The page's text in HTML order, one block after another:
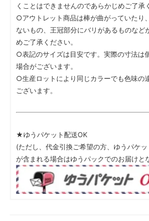
くことはできませんのであらかじめご了承
○アウトレット商品は棒が曲がっていたり
ないもの、王冠部分にバリがあるものなど
めご了承ください。
○表記のサイズは目安です。実際の寸法は
場合がございます。
○生産ロットにより同じカラーでも色味の
ございます。
★ゆうパケット配送OK
(ただし、代金引換ご希望の方、ゆうパケ
が含まれる場合はゆうパックでのお届けと